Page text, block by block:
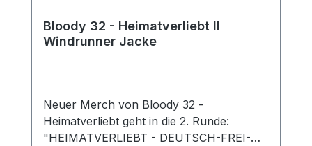
Bloody 32 - Heimatverliebt ll
Windrunner Jacke
Neuer Merch von Bloody 32 -
Heimatverliebt geht in die 2. Runde:
"HEIMATVERLIEBT - DEUTSCH-FREI-